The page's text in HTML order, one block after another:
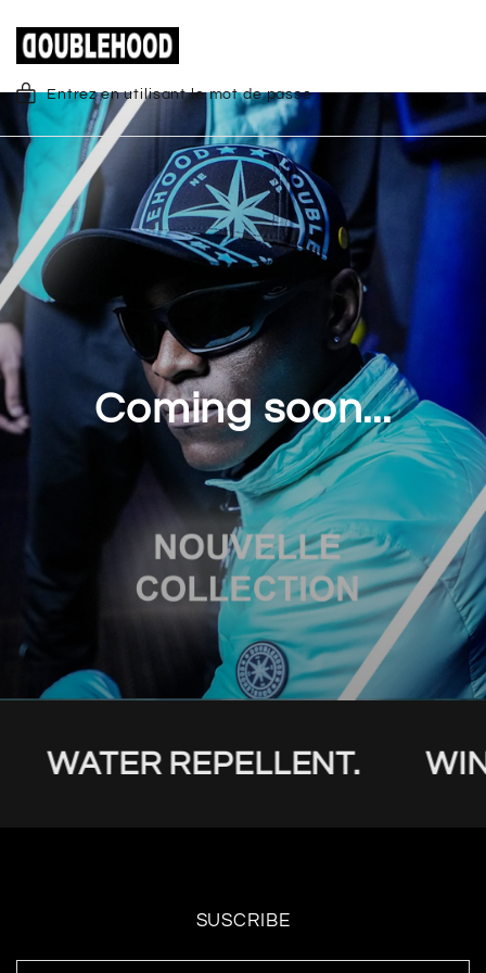
Entrez en utilisant le mot de passe
Coming soon...
WATER REPELLENT.
SUSCRIBE